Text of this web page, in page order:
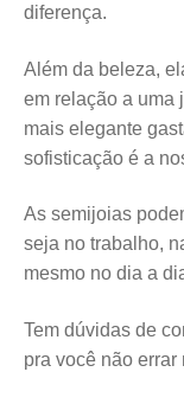
diferença.
Além da beleza,
em relação a uma
mais elegante
sofisticação é a
As semijoias
seja no trabalho,
mesmo no dia a
Tem dúvidas de
pra você não errar